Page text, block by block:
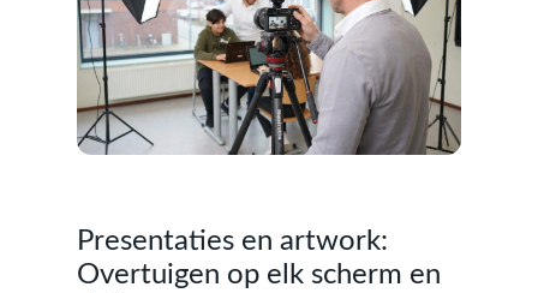
Presentaties en artwork:
Overtuigen op elk scherm en